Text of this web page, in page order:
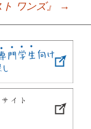
ト ワンズ』
→